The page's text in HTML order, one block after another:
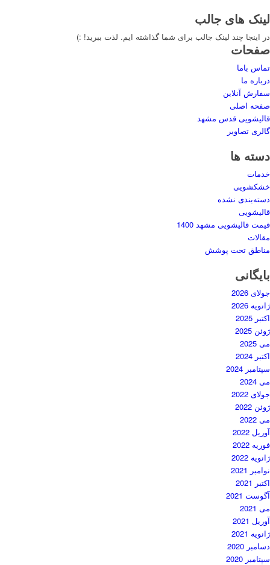
لینک های جالب
در اینجا چند لینک جالب برای شما گذاشته ایم. لذت ببرید! :)
صفحات
تماس باما
درباره ما
سفارش آنلاین
صفحه اصلی
قالیشویی قدس مشهد
گالری تصاویر
دسته ها
خدمات
خشکشویی
دسته‌بندی نشده
قالیشویی
قیمت قالیشویی مشهد 1400
مقالات
مناطق تحت پوشش
بایگانی
جولای 2026
ژانویه 2026
اکتبر 2025
ژوئن 2025
می 2025
اکتبر 2024
سپتامبر 2024
می 2024
جولای 2022
ژوئن 2022
می 2022
آوریل 2022
فوریه 2022
ژانویه 2022
نوامبر 2021
اکتبر 2021
آگوست 2021
می 2021
آوریل 2021
ژانویه 2021
دسامبر 2020
سپتامبر 2020